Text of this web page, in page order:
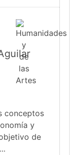
conceptos
y
de